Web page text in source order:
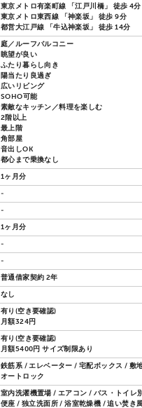
東京メトロ有楽町線 「江戸川橋」 徒歩 4分
東京メトロ東西線 「神楽坂」 徒歩 9分
都営大江戸線 「牛込神楽坂」 徒歩 14分
庭／ルーフバルコニー
眺望が良い
ふたり暮らし向き
陽当たり良過ぎ
広いリビング
SOHO可能
素敵なキッチン／料理を楽しむ
2階以上
最上階
角部屋
音出しOK
都心まで乗換なし
1ヶ月分
-
-
1ヶ月分
-
-
普通借家契約 2年
なし
有り(空き要確認)
月額324円
有り(空き要確認)
月額5400円 サイズ制限あり
鉄筋系 / エレベーター / 宅配ボックス / 敷
オートロック
室内洗濯機置場 / エアコン / バス・トイレ
便座 / 独立洗面所 / 浴室乾燥機 / 追い焚き